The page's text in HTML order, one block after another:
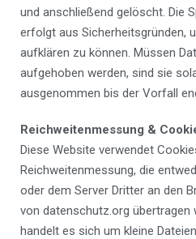
und anschließend gelöscht. Die
erfolgt aus Sicherheitsgründen,
aufklären zu können. Müssen
aufgehoben werden, sind sie
ausgenommen bis der Vorfall
Reichweitenmessung &
Diese Website verwendet
Reichweitenmessung, die
oder dem Server Dritter an den
von datenschutz.org übertragen
handelt es sich um kleine